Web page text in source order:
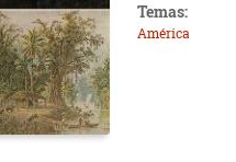
Temas:
América